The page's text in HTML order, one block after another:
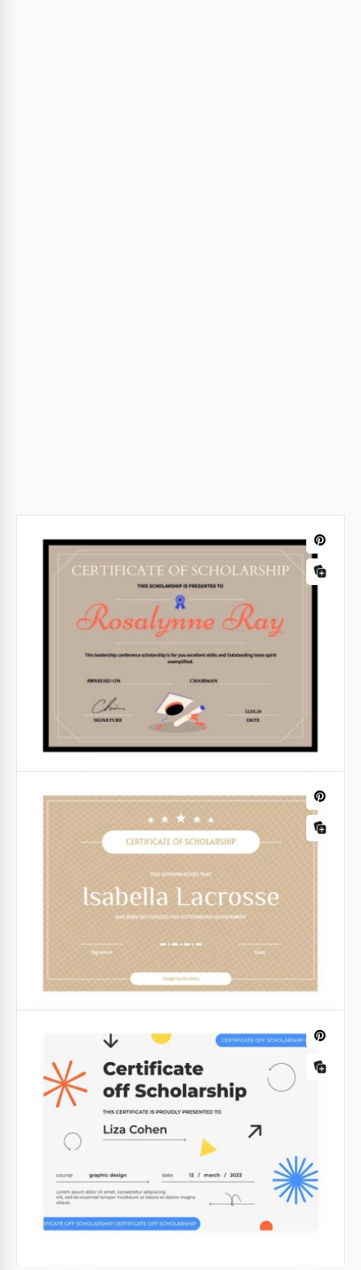
Unsere kostenlose und leicht zu verwendende
Vorlage für das Stipendienzertifikat in Hellbraun mit
Ihr neues Zertifikat zu gestalten.
Google Docs
Leichte braune Stipendienzertifikate
Bietet Ihr Zuschuss Stipendien an Studenten auf der
ganzen Welt? Wählen Sie ein einzigartiges und
auffälliges Design für Ihre Zertifikate!
Google Slides